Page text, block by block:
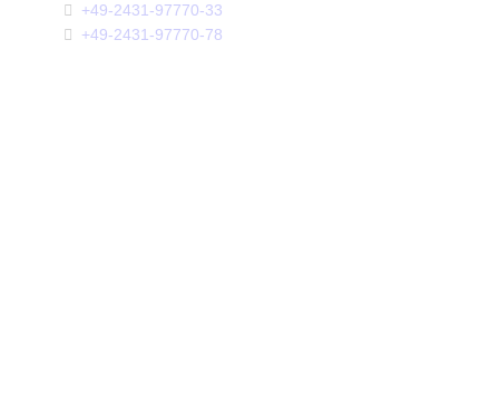
+49-2431-97770-33
+49-2431-97770-78